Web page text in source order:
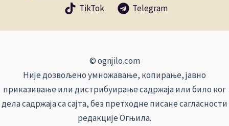
TikTok
Telegram
© ognjilo.com
Није дозвољено умножавање, копирање, јавно
приказивање или дистрибуирање садржаја или било ког
дела садржаја са сајта, без претходне писане сагласности
редакције Огњила.